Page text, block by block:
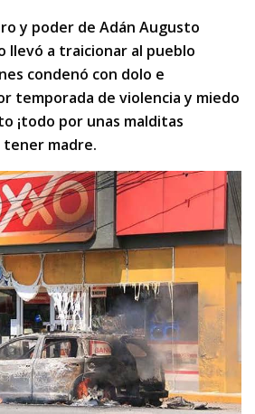
y poder de Adán Augusto
llevó a traicionar al pueblo
condenó con dolo e
temporada de violencia y miedo
¡todo por unas malditas
tener madre.